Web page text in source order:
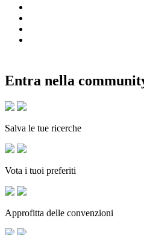
Entra nella
Salva le tue ricerche
Vota i tuoi preferiti
Approfitta delle convenzioni